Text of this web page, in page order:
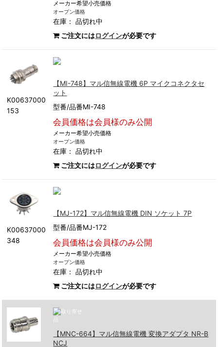
メーカー希望小売価格
オープン価格
在庫：品切れ中
ご注文にはログインが必要です
K00637000
153
【MI-748】マル信無線電機 6P マイクコネクタセ
ット
型番/品番MI-748
会員価格は会員様のみ公開
メーカー希望小売価格
オープン価格
在庫：品切れ中
ご注文にはログインが必要です
K00637000
348
【MJ-172】マル信無線電機 DIN ソケット 7P
型番/品番MJ-172
会員価格は会員様のみ公開
メーカー希望小売価格
オープン価格
在庫：品切れ中
ご注文にはログインが必要です
【MNC-664】マル信無線電機 変換アダプタ NR-B
NCJ